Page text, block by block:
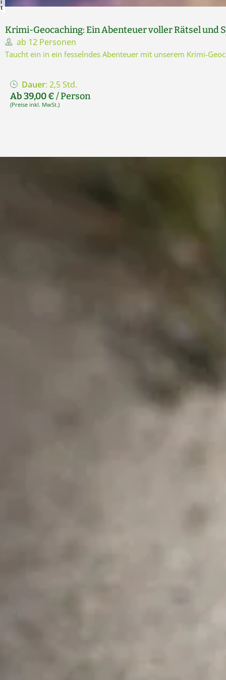
t
Krimi-Geocaching: Ein Abenteuer voller Rätsel und
ab 12 Personen
Taucht ein in ein fesselndes Abenteuer mit unserem Krimi-
Dauer: 2,5 Std.
Ab 39,00 €/ Person
(Preise inkl. MwSt.)